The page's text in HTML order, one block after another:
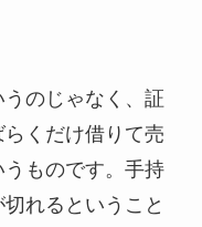
のじゃなく、証
くだけ借りて売
ものです。手持
れるということ